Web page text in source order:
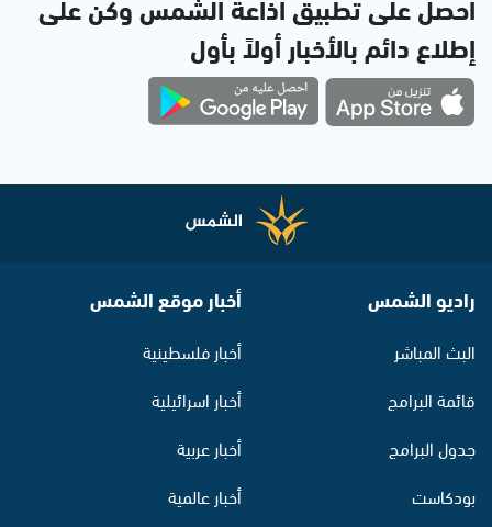
إطلاع دائم بالأخبار أولاً بأول
راديو الشمس
البث المباشر
قائمة البرامج
جدول البرامج
بودكاست
أخبار موقع الشمس
أخبار فلسطينية
أخبار اسرائيلية
أخبار عربية
أخبار عالمية